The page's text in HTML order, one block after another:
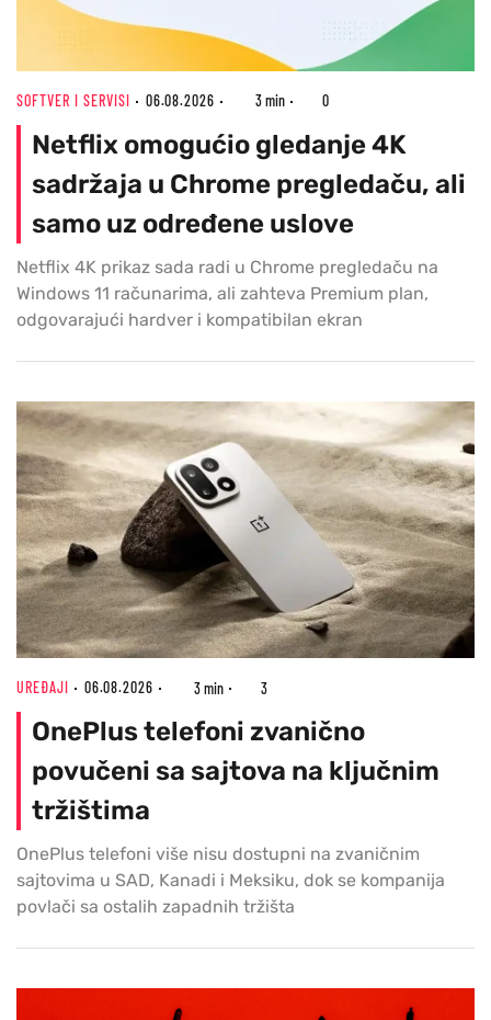
SOFTVER I SERVISI 06.08.2026 3 min 0
Netflix omogućio gledanje 4K
sadržaja u Chrome pregledaču, ali
samo uz određene uslove
Netflix 4K prikaz sada radi u Chrome pregledaču na
Windows 11 računarima, ali zahteva Premium plan,
odgovarajući hardver i kompatibilan ekran
UREĐAJI 06.08.2026 3 min 3
OnePlus telefoni zvanično
povučeni sa sajtova na ključnim
tržištima
OnePlus telefoni više nisu dostupni na zvaničnim
sajtovima u SAD, Kanadi i Meksiku, dok se kompanija
povlači sa ostalih zapadnih tržišta